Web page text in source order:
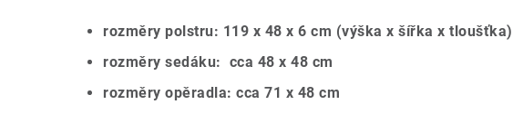
rozměry polstru: 119 x 48 x 6 cm (výška x šířka x tloušťka)
rozměry sedáku: cca 48 x 48 cm
rozměry opěradla: cca 71 x 48 cm